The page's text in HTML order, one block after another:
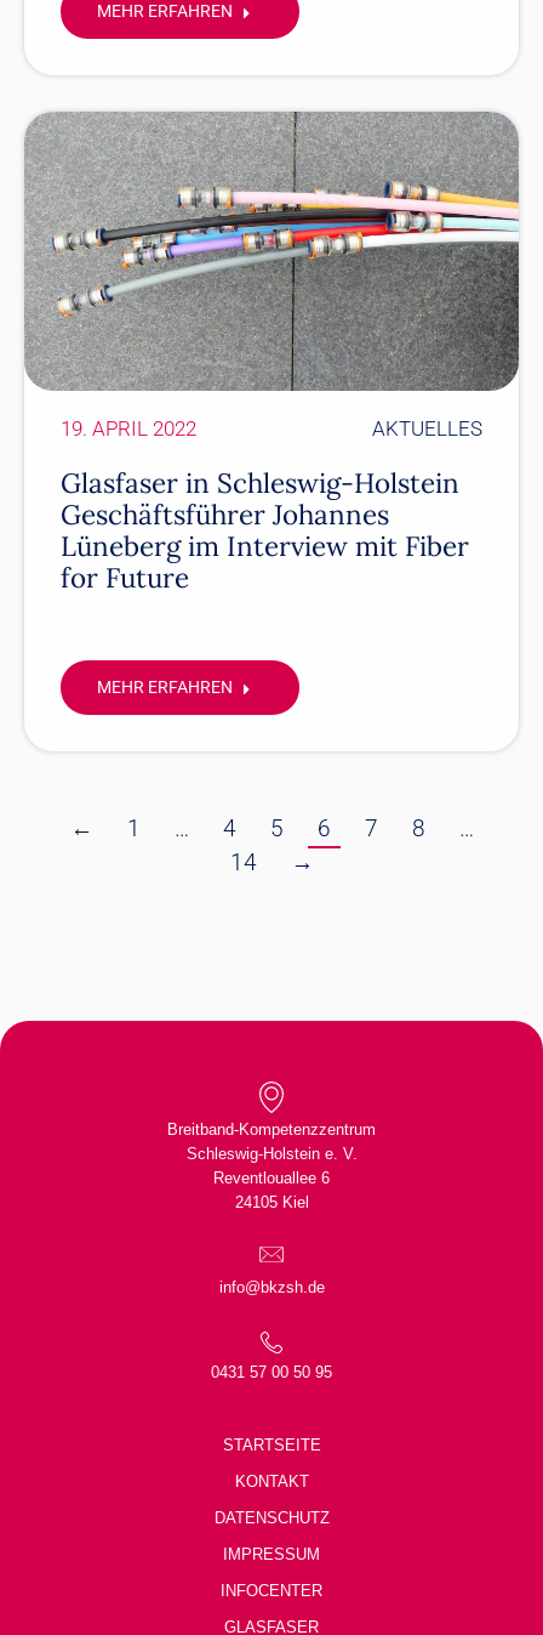
MEHR ERFAHREN
Glasfaser in Schleswig-Holstein
Geschäftsführer Johannes
Lüneberg im Interview mit Fiber
for Future
AKTUELLES
19. APRIL 2022
MEHR ERFAHREN
← 1 … 4 5 6 7 8
…
14
→
Breitband-Kompetenzzentrum
Schleswig-Holstein e. V.
Reventlouallee 6
24105 Kiel
info@bkzsh.de
0431 57 00 50 95
STARTSEITE
KONTAKT
DATENSCHUTZ
IMPRESSUM
INFOCENTER
GLASFASER